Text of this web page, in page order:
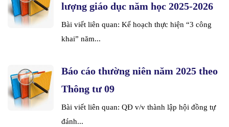
lượng giáo dục năm học 2025-2026
Bài viết liên quan: Kế hoạch thực hiện “3 công
khai” năm...
Báo cáo thường niên năm 2025 theo
Thông tư 09
Bài viết liên quan: QĐ v/v thành lập hội đồng tự
đánh...